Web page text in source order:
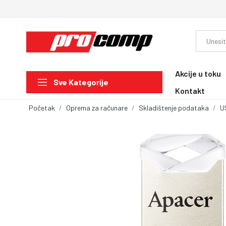
Sve Kategorije
Akcije u toku
Kontakt
Početak Oprema za računare Skladištenje podataka